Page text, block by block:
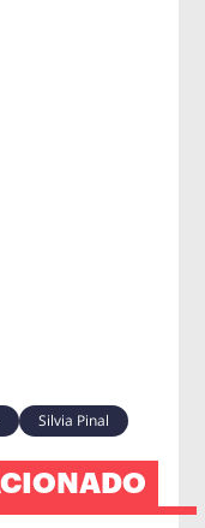
Silvia Pinal